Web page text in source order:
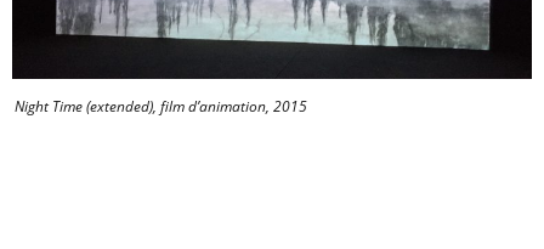
Night Time (extended), film d’animation, 2015